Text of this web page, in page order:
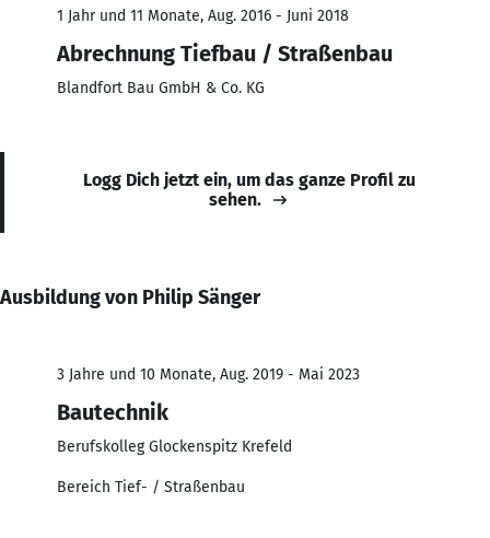
1 Jahr und 11 Monate, Aug. 2016 - Juni 2018
Abrechnung Tiefbau / Straßenbau
Blandfort Bau GmbH & Co. KG
Logg Dich jetzt ein, um das ganze Profil zu
sehen.
Ausbildung von Philip Sänger
3 Jahre und 10 Monate, Aug. 2019 - Mai 2023
Bautechnik
Berufskolleg Glockenspitz Krefeld
Bereich Tief- / Straßenbau